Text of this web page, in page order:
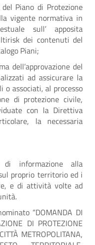
Piano di Protezione
vigente normativa in
sull’ apposita
dei contenuti del
Piani;
dell’approvazione del
ad assicurare la
o associati, al processo
di protezione civile,
con la Direttiva
la necessaria
informazione alla
proprio territorio ed i
e di attività volte ad
“DOMANDA DI
DI PROTEZIONE
METROPOLITANA,